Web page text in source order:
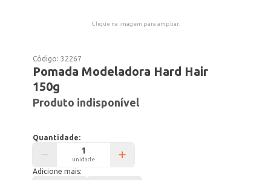
Clique na imagem para ampliar.
Código:32267
Pomada Modeladora Hard Hair
150g
Produto indisponível
Quantidade:
unidade
Adicione mais: